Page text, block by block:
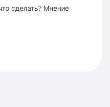
сделать? Мнение